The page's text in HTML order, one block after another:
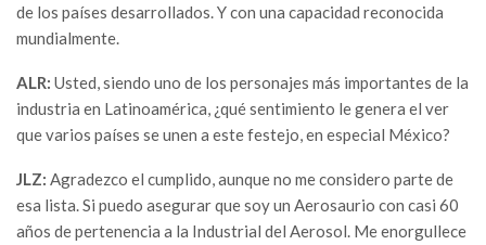
de los países desarrollados. Y con una capacidad reconocida
mundialmente.
ALR: Usted, siendo uno de los personajes más importantes de la
industria en Latinoamérica, ¿qué sentimiento le genera el ver
que varios países se unen a este festejo, en especial México?
JLZ: Agradezco el cumplido, aunque no me considero parte de
esa lista. Si puedo asegurar que soy un Aerosaurio con casi 60
años de pertenencia a la Industrial del Aerosol. Me enorgullece